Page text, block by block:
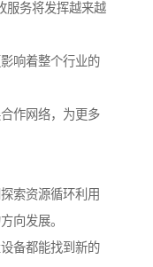
服务将发挥越来越
响着整个行业的
作网络，为更多
索资源循环利用
向发展。
备都能找到新的